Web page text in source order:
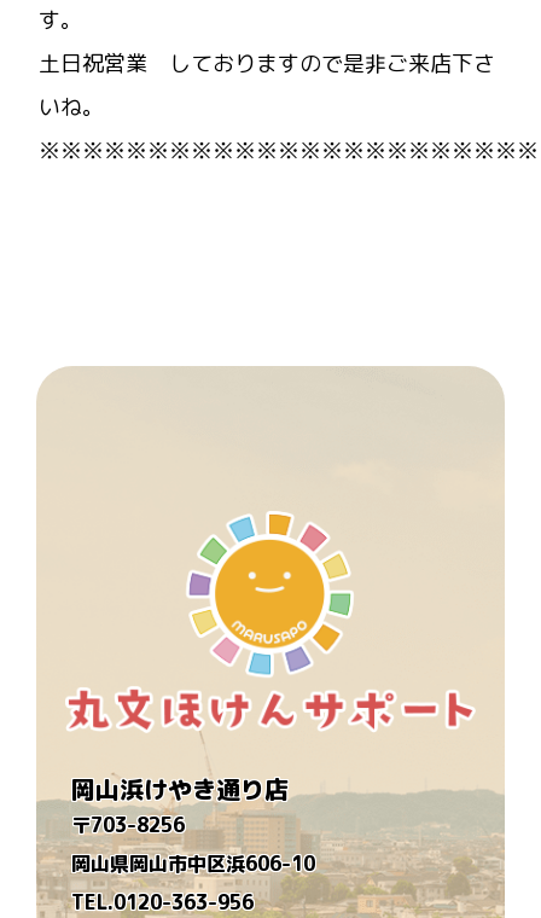
す。
土日祝営業 しておりますので是非ご来店下さ
いね。
岡山浜けやき通り店
〒703-8256
岡山県岡山市中区浜606-10
TEL.0120-363-956